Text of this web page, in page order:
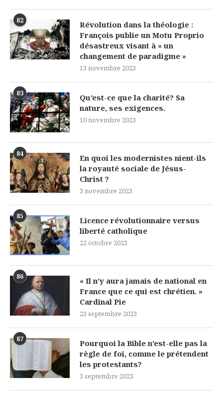
82
Révolution dans la théologie :
François publie un Motu Proprio
désastreux visant à « un
changement de paradigme »
13 novembre 2023
83
Qu’est-ce que la charité? Sa
nature, ses exigences.
10 novembre 2023
84
En quoi les modernistes nient-ils
la royauté sociale de Jésus-
Christ ?
3 novembre 2023
85
Licence révolutionnaire versus
liberté catholique
22 octobre 2023
86
« Il n’y aura jamais de national en
France que ce qui est chrétien. »
Cardinal Pie
23 septembre 2023
87
Pourquoi la Bible n’est-elle pas la
règle de foi, comme le prétendent
les protestants?
3 septembre 2023